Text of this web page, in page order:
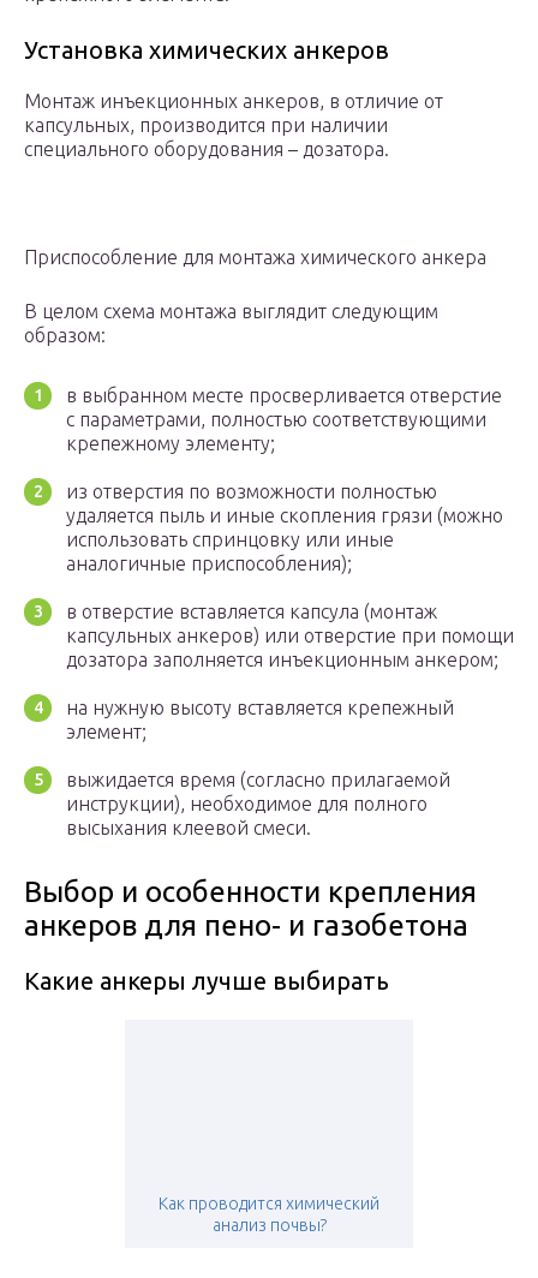
Установка химических анкеров
Монтаж инъекционных анкеров, в отличие от
капсульных, производится при наличии
специального оборудования – дозатора.
Приспособление для монтажа химического анкера
В целом схема монтажа выглядит следующим
образом:
в выбранном месте просверливается отверстие
с параметрами, полностью соответствующими
крепежному элементу;
из отверстия по возможности полностью
удаляется пыль и иные скопления грязи (можно
использовать спринцовку или иные
аналогичные приспособления);
в отверстие вставляется капсула (монтаж
капсульных анкеров) или отверстие при помощи
дозатора заполняется инъекционным анкером;
на нужную высоту вставляется крепежный
элемент;
выжидается время (согласно прилагаемой
инструкции), необходимое для полного
высыхания клеевой смеси.
Выбор и особенности крепления
анкеров для пено- и газобетона
Какие анкеры лучше выбирать
Как проводится химический
анализ почвы?